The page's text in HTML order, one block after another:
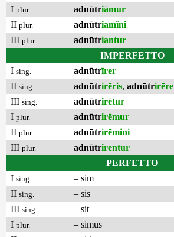
I plur. adnūtriāmur
II plur. adnūtriamĭni
III plur. adnūtriantur
IMPERFETTO
I sing. adnūtrīrer
II sing. adnūtrirēris, adnūtrirēre
III sing. adnūtrirētur
I plur. adnūtrirēmur
II plur. adnūtrirēmini
III plur. adnūtrirentur
PERFETTO
I sing.
– sim
II sing.
– sis
III sing.
– sit
I plur.
– simus